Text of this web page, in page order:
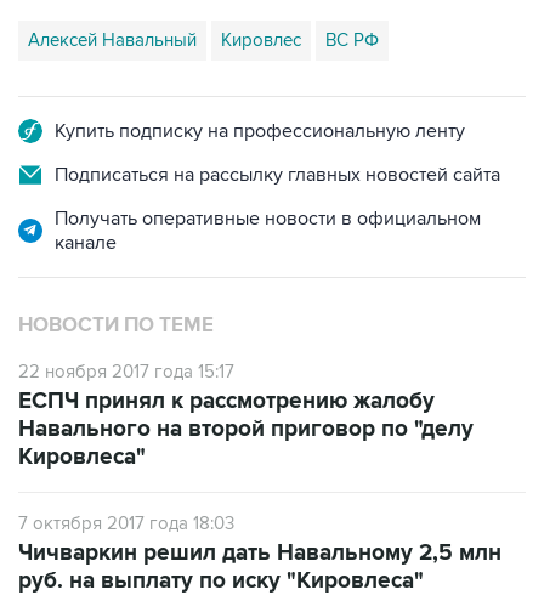
Алексей Навальный Кировлес ВС РФ
Купить подписку на профессиональную ленту
Подписаться на рассылку главных новостей сайта
Получать оперативные новости в официальном
канале
НОВОСТИ ПО ТЕМЕ
22 ноября 2017 года 15:17
ЕСПЧ принял к рассмотрению жалобу
Навального на второй приговор по "делу
Кировлеса"
7 октября 2017 года 18:03
Чичваркин решил дать Навальному 2,5 млн
руб. на выплату по иску "Кировлеса"